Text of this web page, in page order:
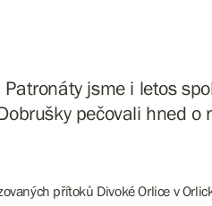
jsme i letos
pečovali hned o
přítoků Divoké Orlice v